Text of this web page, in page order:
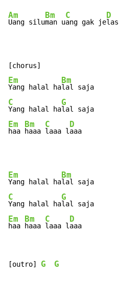
Am
Uang silu
Bm
man u
C
ang gak je
D
las
Em
Yang halal ha
Bm
C
Yang halal ha
G
Em
haa
Bm
haaa
C
laaa l
D
aaa
Em
Yang halal ha
Bm
C
Yang halal ha
G
Em
haa
Bm
haaa
C
laaa l
D
aaa
[outro] G G